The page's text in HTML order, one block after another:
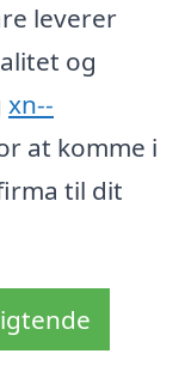
leverer
og
xn--
at komme i
til dit